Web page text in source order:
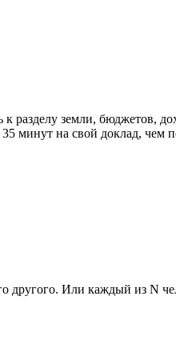
разделу земли, бюджетов,
минут на свой доклад, чем
другого. Или каждый из N